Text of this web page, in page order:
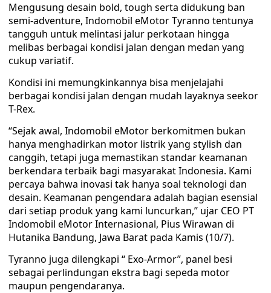
Mengusung desain bold, tough serta didukung ban
semi-adventure, Indomobil eMotor Tyranno tentunya
tangguh untuk melintasi jalur perkotaan hingga
melibas berbagai kondisi jalan dengan medan yang
cukup variatif.
Kondisi ini memungkinkannya bisa menjelajahi
berbagai kondisi jalan dengan mudah layaknya seekor
T-Rex.
“Sejak awal, Indomobil eMotor berkomitmen bukan
hanya menghadirkan motor listrik yang stylish dan
canggih, tetapi juga memastikan standar keamanan
berkendara terbaik bagi masyarakat Indonesia. Kami
percaya bahwa inovasi tak hanya soal teknologi dan
desain. Keamanan pengendara adalah bagian esensial
dari setiap produk yang kami luncurkan,” ujar CEO PT
Indomobil eMotor Internasional, Pius Wirawan di
Hutanika Bandung, Jawa Barat pada Kamis (10/7).
Tyranno juga dilengkapi “ Exo-Armor”, panel besi
sebagai perlindungan ekstra bagi sepeda motor
maupun pengendaranya.